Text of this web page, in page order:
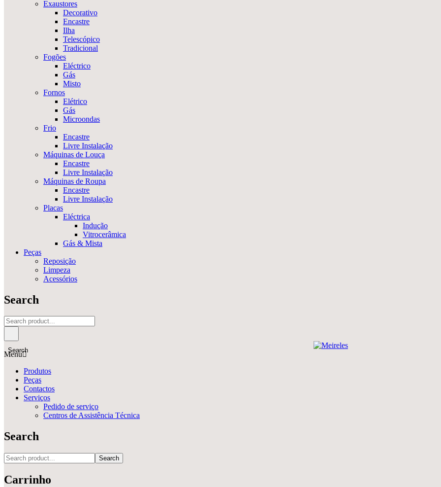
Exaustores
Decorativo
Encastre
Ilha
Telescópico
Tradicional
Fogões
Eléctrico
Gás
Misto
Fornos
Elétrico
Gás
Microondas
Frio
Encastre
Livre Instalação
Máquinas de Louça
Encastre
Livre Instalação
Máquinas de Roupa
Encastre
Livre Instalação
Placas
Eléctrica
Indução
Vitrocerâmica
Gás & Mista
Peças
Reposição
Limpeza
Acessórios
Search
Search
Menu
Produtos
Peças
Contactos
Serviços
Pedido de serviço
Centros de Assistência Técnica
Search
Search
Carrinho